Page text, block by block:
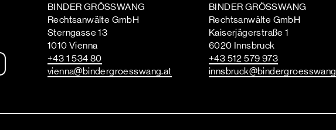
Spotify Podcast
BINDER GRÖSSWANG
Rechtsanwälte GmbH
Sterngasse 13
1010 Vienna
+43 1 534 80
vienna@bindergroesswang.at
BINDER GRÖSSWANG
Rechtsanwälte GmbH
Kaiserjägerstraße 1
6020 Innsbruck
+43 512 579 973
innsbruck@bindergroesswang